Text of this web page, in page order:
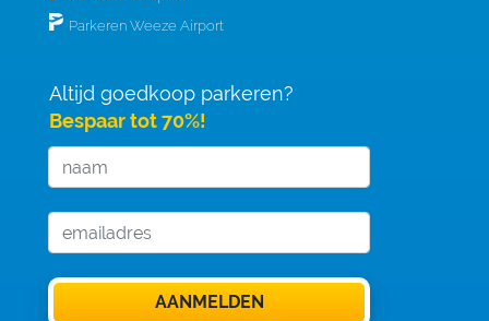
Parkeren Weeze Airport
Altijd goedkoop parkeren?
Bespaar tot 70%!